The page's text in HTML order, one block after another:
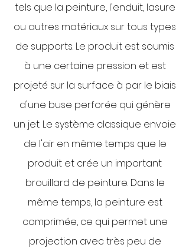
tels que la peinture, l'enduit, lasure
ou autres matériaux sur tous types
de supports. Le produit est soumis
à une certaine pression et est
projeté sur la surface à par le biais
d'une buse perforée qui génère
un jet. Le système classique envoie
de l'air en même temps que le
produit et crée un important
brouillard de peinture. Dans le
même temps, la peinture est
comprimée, ce qui permet une
projection avec très peu de